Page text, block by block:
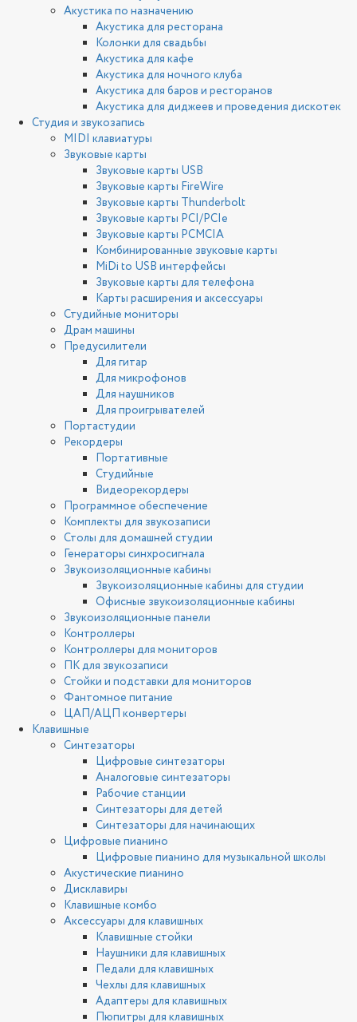
Акустика по назначению
Акустика для ресторана
Колонки для свадьбы
Акустика для кафе
Акустика для ночного клуба
Акустика для баров и ресторанов
Акустика для диджеев и проведения дискотек
Студия и звукозапись
MIDI клавиатуры
Звуковые карты
Звуковые карты USB
Звуковые карты FireWire
Звуковые карты Thunderbolt
Звуковые карты PCI/PCIe
Звуковые карты PCMCIA
Комбинированные звуковые карты
MiDi to USB интерфейсы
Звуковые карты для телефона
Карты расширения и аксессуары
Студийные мониторы
Драм машины
Предусилители
Для гитар
Для микрофонов
Для наушников
Для проигрывателей
Портастудии
Рекордеры
Портативные
Студийные
Видеорекордеры
Программное обеспечение
Комплекты для звукозаписи
Столы для домашней студии
Генераторы синхросигнала
Звукоизоляционные кабины
Звукоизоляционные кабины для студии
Офисные звукоизоляционные кабины
Звукоизоляционные панели
Контроллеры
Контроллеры для мониторов
ПК для звукозаписи
Стойки и подставки для мониторов
Фантомное питание
ЦАП/АЦП конвертеры
Клавишные
Синтезаторы
Цифровые синтезаторы
Аналоговые синтезаторы
Рабочие станции
Синтезаторы для детей
Синтезаторы для начинающих
Цифровые пианино
Цифровые пианино для музыкальной школы
Акустические пианино
Дисклавиры
Клавишные комбо
Аксессуары для клавишных
Клавишные стойки
Наушники для клавишных
Педали для клавишных
Чехлы для клавишных
Адаптеры для клавишных
Пюпитры для клавишных